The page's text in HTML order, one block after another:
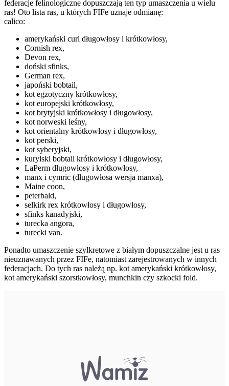
federacje felinologiczne dopuszczają ten typ umaszczenia u wielu
ras! Oto lista ras, u których FIFe uznaje odmianę:
calico:
amerykański curl długowłosy i krótkowłosy,
Cornish rex,
Devon rex,
doński sfinks,
German rex,
japoński bobtail,
kot egzotyczny krótkowłosy,
kot europejski krótkowłosy,
kot brytyjski krótkowłosy i długowłosy,
kot norweski leśny,
kot orientalny krótkowłosy i długowłosy,
kot perski,
kot syberyjski,
kurylski bobtail krótkowłosy i długowłosy,
LaPerm długowłosy i krótkowłosy,
manx i cymric (długowłosa wersja manxa),
Maine coon,
peterbald,
selkirk rex krótkowłosy i długowłosy,
sfinks kanadyjski,
turecka angora,
turecki van.
Ponadto umaszczenie szylkretowe z białym dopuszczalne jest u ras
nieuznawanych przez FIFe, natomiast zarejestrowanych w innych
federacjach. Do tych ras należą np. kot amerykański krótkowłosy,
kot amerykański szorstkowłosy, munchkin czy szkocki fold.